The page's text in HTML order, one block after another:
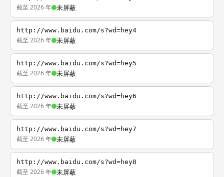
截至 2026 年 未屏蔽
http://www.baidu.com/s?wd=hey4
截至 2026 年 未屏蔽
http://www.baidu.com/s?wd=hey5
截至 2026 年 未屏蔽
http://www.baidu.com/s?wd=hey6
截至 2026 年 未屏蔽
http://www.baidu.com/s?wd=hey7
截至 2026 年 未屏蔽
http://www.baidu.com/s?wd=hey8
截至 2026 年 未屏蔽